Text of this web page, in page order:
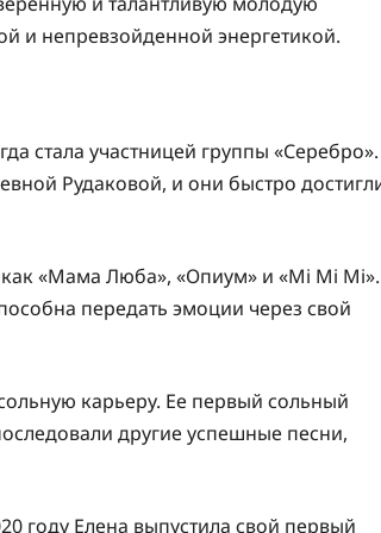
и непревзойденной энергетикой.
стала участницей группы «Серебро».
Рудаковой, и они быстро
«Мама Люба», «Опиум» и «Mi Mi Mi».
передать эмоции через свой
карьеру. Ее первый сольный
другие успешные песни,
году Елена выпустила свой первый